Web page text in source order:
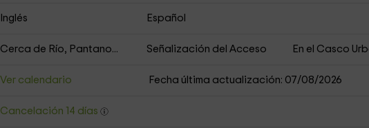
Inglés Español
Cerca de Río, Pantano... Señalización del Acceso En el Casco
Ver calendario Fecha última actualización: 07/08/2026
Cancelación 14 días